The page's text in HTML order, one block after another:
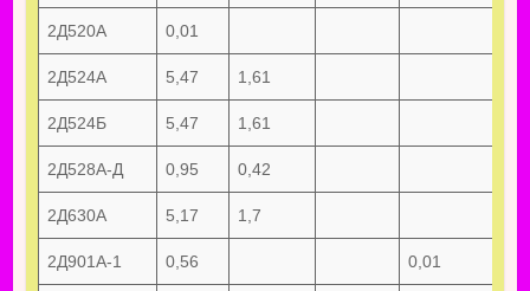
2Д520А 0,01
2Д524А 5,47 1,61
2Д524Б 5,47 1,61
2Д528А-Д 0,95 0,42
2Д630А 5,17 1,7
2Д901А-1 0,56 0,01